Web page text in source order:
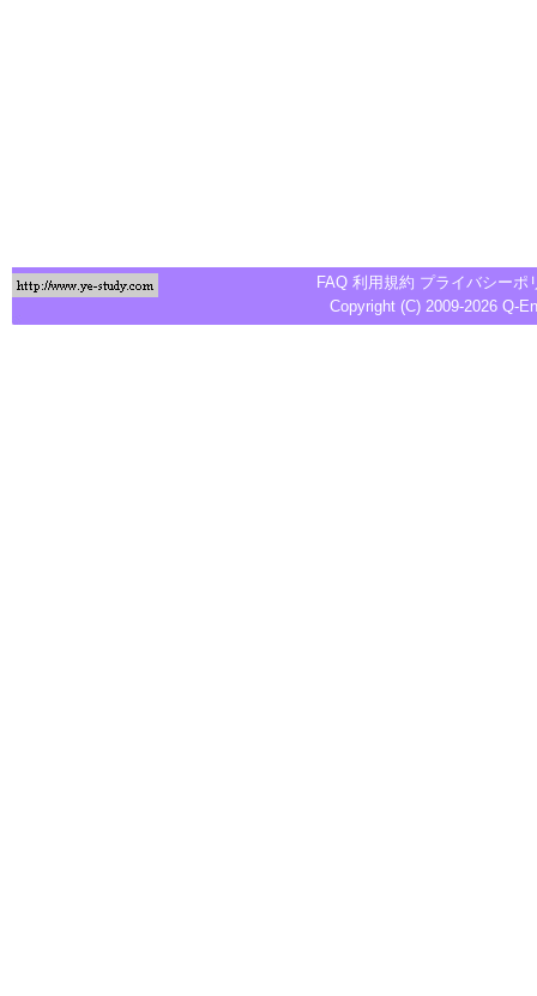
FAQ 利用規約 プライバシーポ
Copyright (C) 2009-2026 Q-